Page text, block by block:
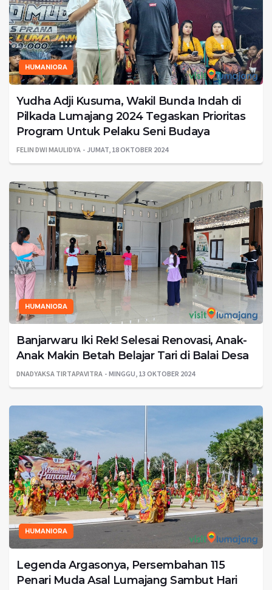
HUMANIORA
Yudha Adji Kusuma, Wakil Bunda Indah di
Pilkada Lumajang 2024 Tegaskan Prioritas
Program Untuk Pelaku Seni Budaya
FELIN DWI MAULIDYA JUMAT, 18 OKTOBER 2024
HUMANIORA
Banjarwaru Iki Rek! Selesai Renovasi, Anak-
Anak Makin Betah Belajar Tari di Balai Desa
DNADYAKSA TIRTAPAVITRA MINGGU, 13 OKTOBER 2024
HUMANIORA
Legenda Argasonya, Persembahan 115
Penari Muda Asal Lumajang Sambut Hari